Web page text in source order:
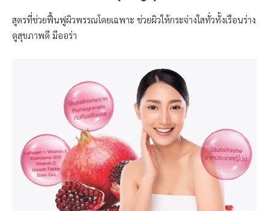
สูตรที่ช่วยฟื้นฟูผิวพรรณโดยเฉพาะ ช่วยผิวให้กระจ่างใสทั่วทั้งเรือนร่าง
ดูสุขภาพดี มีออร่า